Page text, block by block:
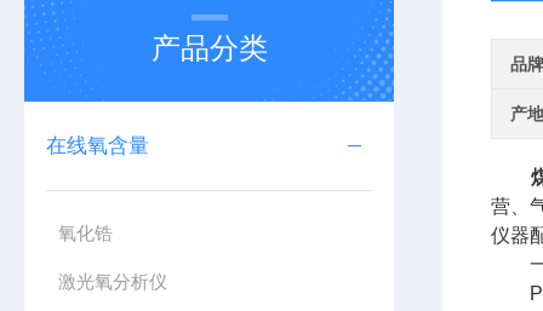
产品分类
在线氧含量
氧化锆
激光氧分析仪
品牌
产
营、
仪器
一